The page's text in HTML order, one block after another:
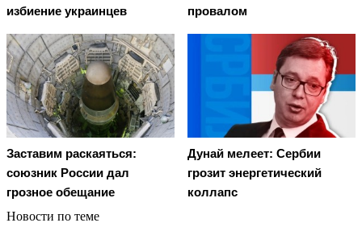
избиение украинцев
провалом
Заставим раскаяться:
союзник России дал
грозное обещание
Дунай мелеет: Сербии
грозит энергетический
коллапс
Новости по теме